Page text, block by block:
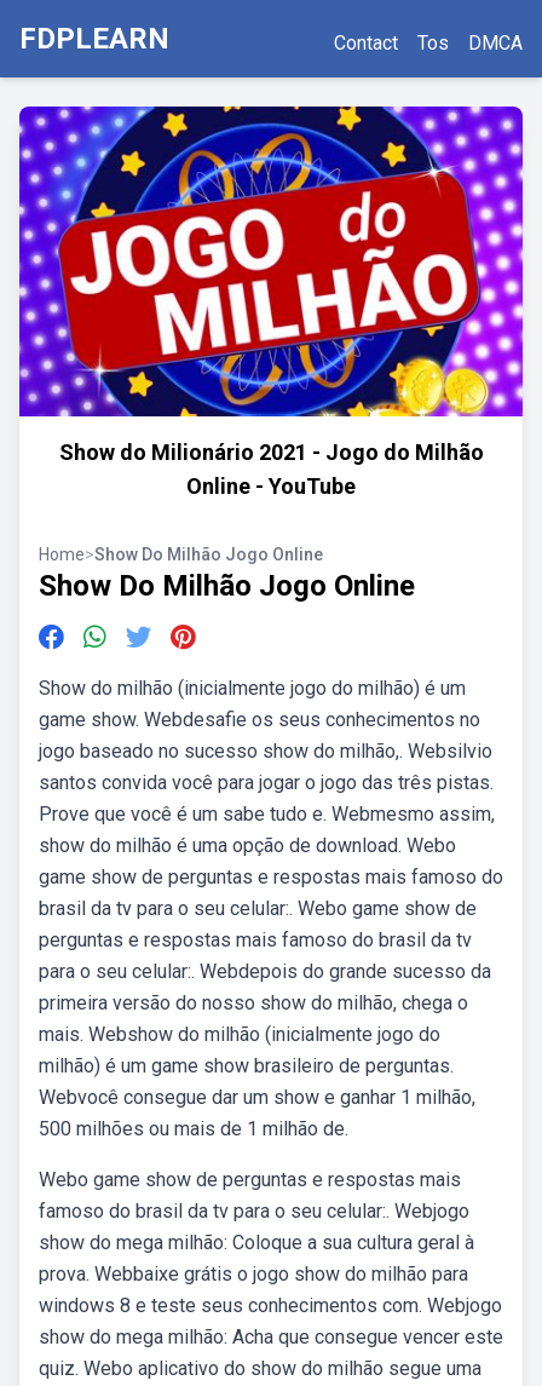
FDPLEARN Contact Tos DMCA
Show do Milionário 2021 - Jogo do Milhão
Online - YouTube
Home>Show Do Milhão Jogo Online
Show Do Milhão Jogo Online
Show do milhão (inicialmente jogo do milhão) é um
game show. Webdesafie os seus conhecimentos no
jogo baseado no sucesso show do milhão,. Websilvio
santos convida você para jogar o jogo das três pistas.
Prove que você é um sabe tudo e. Webmesmo assim,
show do milhão é uma opção de download. Web‎o
game show de perguntas e respostas mais famoso do
brasil da tv para o seu celular:. Webo game show de
perguntas e respostas mais famoso do brasil da tv
para o seu celular:. Webdepois do grande sucesso da
primeira versão do nosso show do milhão, chega o
mais. Webshow do milhão (inicialmente jogo do
milhão) é um game show brasileiro de perguntas.
Webvocê consegue dar um show e ganhar 1 milhão,
500 milhões ou mais de 1 milhão de.
Webo game show de perguntas e respostas mais
famoso do brasil da tv para o seu celular:. Webjogo
show do mega milhão: Coloque a sua cultura geral à
prova. Webbaixe grátis o jogo show do milhão para
windows 8 e teste seus conhecimentos com. Webjogo
show do mega milhão: Acha que consegue vencer este
quiz. Webo aplicativo do show do milhão segue uma